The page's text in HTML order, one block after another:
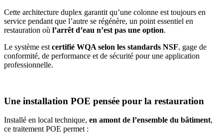
Cette architecture duplex garantit qu’une colonne est toujours en
service pendant que l’autre se régénère, un point essentiel en
restauration où l’arrêt d’eau n’est pas une option.
Le système est certifié WQA selon les standards NSF, gage de
conformité, de performance et de sécurité pour une application
professionnelle.
Une installation POE pensée pour la restauration
Installé en local technique, en amont de l’ensemble du bâtiment,
ce traitement POE permet :